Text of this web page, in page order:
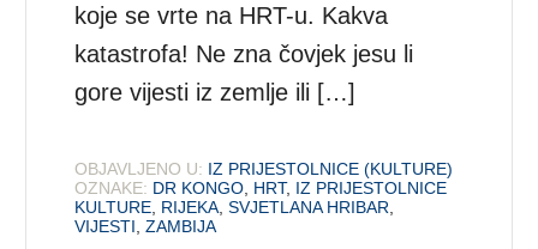
koje se vrte na HRT-u. Kakva
katastrofa! Ne zna čovjek jesu li
gore vijesti iz zemlje ili […]
OBJAVLJENO U: IZ PRIJESTOLNICE (KULTURE)
OZNAKE: DR KONGO, HRT, IZ PRIJESTOLNICE
KULTURE, RIJEKA,SVJETLANA HRIBAR,
VIJESTI,ZAMBIJA